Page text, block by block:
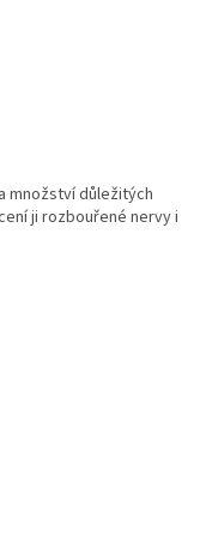
množství důležitých
ji rozbouřené nervy i